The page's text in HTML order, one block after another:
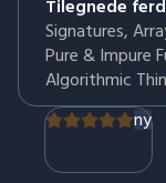
Tilegnede
Signatures,
Pure & Impure
Algorithmic
ny